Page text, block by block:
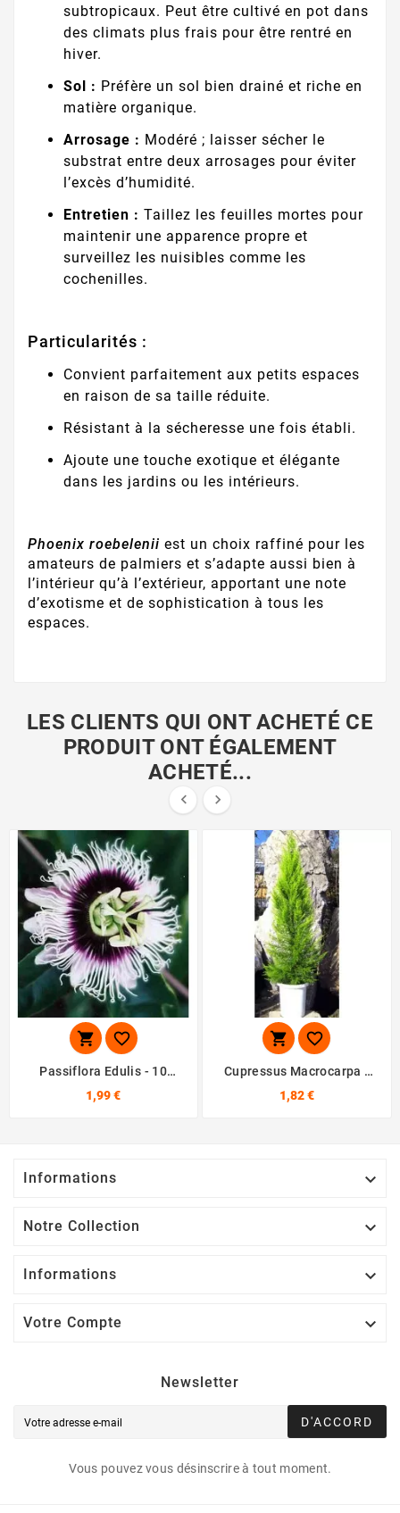
subtropicaux. Peut être cultivé en pot dans
des climats plus frais pour être rentré en
hiver.
Sol : Préfère un sol bien drainé et riche en
matière organique.
Arrosage : Modéré ; laisser sécher le
substrat entre deux arrosages pour éviter
l’excès d’humidité.
Entretien : Taillez les feuilles mortes pour
maintenir une apparence propre et
surveillez les nuisibles comme les
cochenilles.
Particularités :
Convient parfaitement aux petits espaces
en raison de sa taille réduite.
Résistant à la sécheresse une fois établi.
Ajoute une touche exotique et élégante
dans les jardins ou les intérieurs.
Phoenix roebelenii est un choix raffiné pour les
amateurs de palmiers et s’adapte aussi bien à
l’intérieur qu’à l’extérieur, apportant une note
d’exotisme et de sophistication à tous les
espaces.
LES CLIENTS QUI ONT ACHETÉ CE
PRODUIT ONT ÉGALEMENT
ACHETÉ...
 
 
Passiflora Edulis - 10
1,99 €
 
Cupressus Macrocarpa -
1,82 €
Informations 
Notre Collection 
Informations 
Votre Compte 
Newsletter
D'ACCORD
Vous pouvez vous désinscrire à tout moment.